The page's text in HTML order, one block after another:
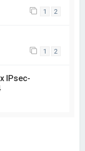
1 2
1 2
IPsec-